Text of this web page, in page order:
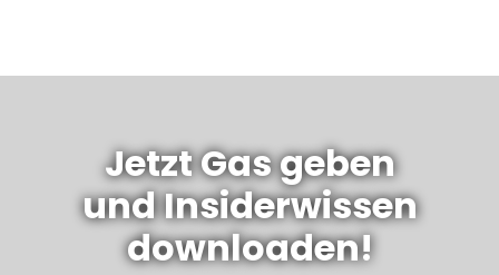
Jetzt Gas geben
und Insiderwissen
downloaden!